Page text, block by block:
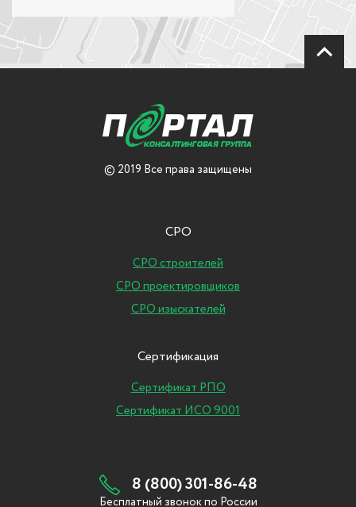
© 2019 Все права защищены
СРО
СРО строителей
СРО проектировщиков
СРО изыскателей
Сертификация
Сертификат РПО
Сертификат ИСО 9001
8 (800) 301-86-48
Бесплатный звонок по России